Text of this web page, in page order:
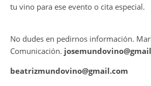
tu vino para ese evento o cita especial.
No dudes en pedirnos información.
Comunicación.
beatrizmundovino@gmail.com